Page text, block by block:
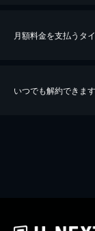
※40％ポイント還元の対
iOSアプリのUコイン
月額料金を支払うタ
いつでも解約できま